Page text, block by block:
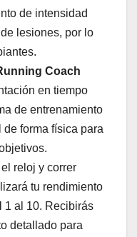
de intensidad
lesiones, por lo
Coach
en tiempo
de entrenamiento
forma física para
reloj y correr
tu rendimiento
1 al 10. Recibirás
detallado para